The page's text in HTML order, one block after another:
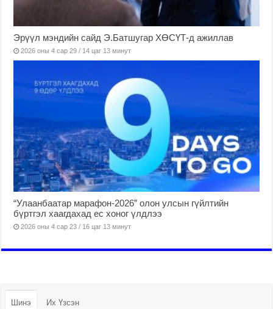
Эрүүл мэндийн сайд Э.Батшугар ХӨСҮТ-д ажиллав
2026 оны 4 сар 29 / 14 цаг 13 минут
“Улаанбаатар марафон-2026” олон улсын гүйлтийн
бүртгэл хаагдахад ес хоног үлдлээ
2026 оны 4 сар 23 / 16 цаг 13 минут
Шинэ Их Үзсэн